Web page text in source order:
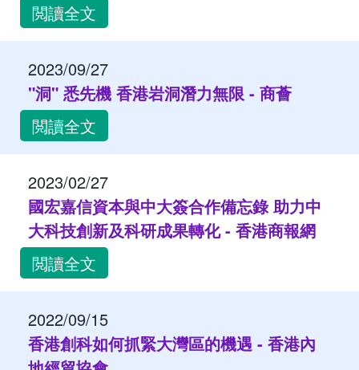
閲讀全文
2023/09/27
"洞" 悉先機 香港岩洞潛力無限 - 商薈
閲讀全文
2023/02/27
國宏嘉信資本與中大簽合作備忘錄 助力中
大科技創新及科研成果轉化 - 香港商報網
閲讀全文
2022/09/15
香港創科如何抓緊大灣區的機遇 - 香港內